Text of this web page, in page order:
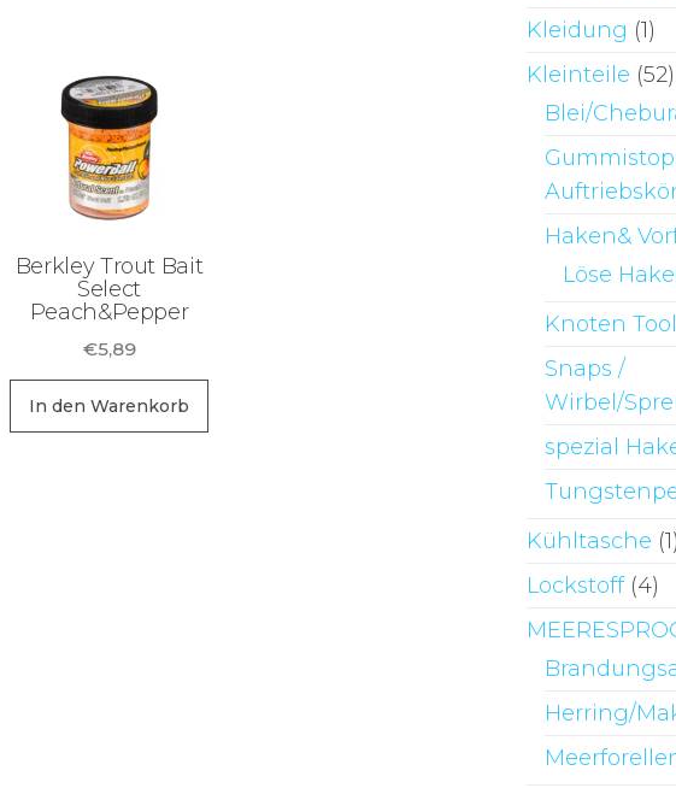
Berkley Trout Bait
Select
Peach&Pepper
€5,89
In den Warenkorb
Kleidung (1)
Kleinteile (52)
Blei/
Haken&
Löse
Knoten Tool
Snaps /
Wirbel/
spezial
Kühltasche (1)
Lockstoff (4)
Herring/